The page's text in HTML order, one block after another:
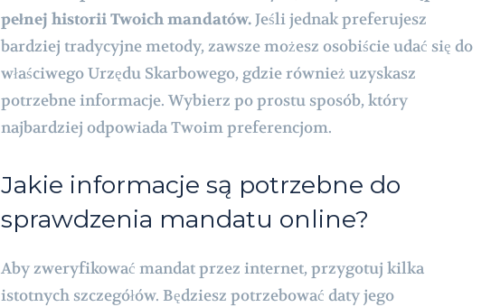
pełnej historii Twoich mandatów.Jeśli jednak preferujesz
bardziej tradycyjne metody, zawsze możesz osobiście udać się do
właściwego Urzędu Skarbowego, gdzie również uzyskasz
potrzebne informacje. Wybierz po prostu sposób, który
najbardziej odpowiada Twoim preferencjom.
Jakie informacje są potrzebne do
sprawdzenia mandatu online?
Aby zweryfikować mandat przez internet, przygotuj kilka
istotnych szczegółów. Będziesz potrzebować daty jego